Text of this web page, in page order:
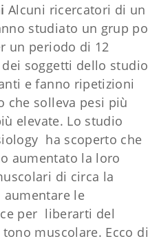
Alcuni ricercatori di un
studiato un grup po
un periodo di 12
soggetti dello studio
e fanno ripetizioni
che solleva pesi più
elevate. Lo studio
ha scoperto che
aumentato la loro
di circa la
aumentare le
per liberarti del
muscolare. Ecco di